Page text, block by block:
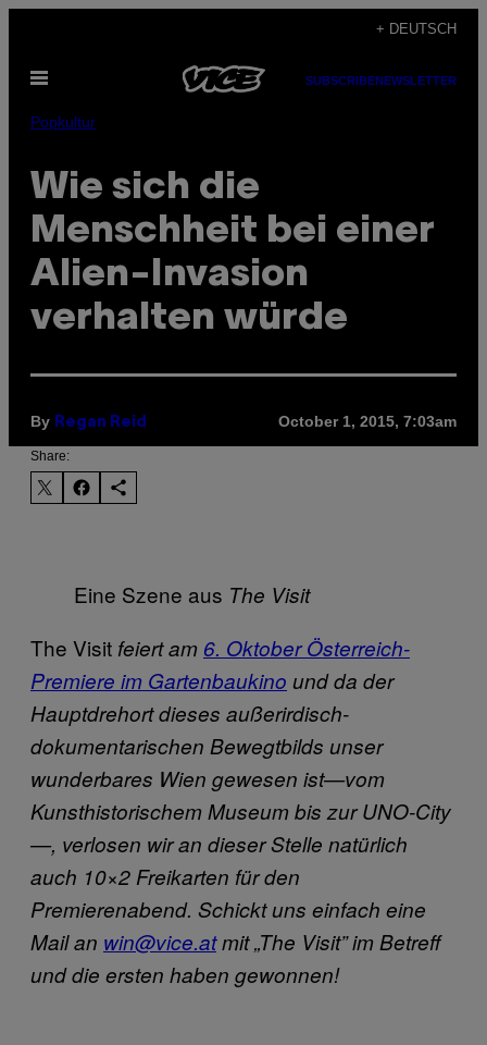
content
+ DEUTSCH
Open
SUBSCRIBENEWSLETTER
Popkultur
Wie sich die
Menschheit bei einer
Alien-Invasion
verhalten würde
By Regan Reid October 1, 2015, 7:03am
Share:
Eine Szene aus The Visit
The Visit feiert am 6. Oktober Österreich-
Premiere im Gartenbaukino und da der
Hauptdrehort dieses außerirdisch-
dokumentarischen Bewegtbilds unser
wunderbares Wien gewesen ist—vom
Kunsthistorischem Museum bis zur UNO-City
—, verlosen wir an dieser Stelle natürlich
auch 10×2 Freikarten für den
Premierenabend. Schickt uns einfach eine
Mail an win@vice.atmit „The Visit” im Betreff
und die ersten haben gewonnen!